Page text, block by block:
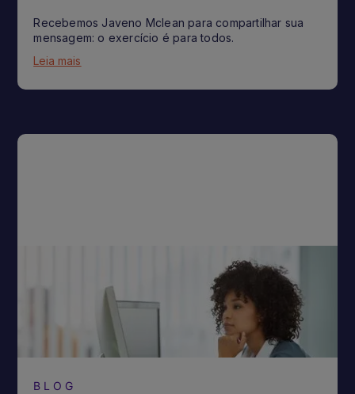
Recebemos Javeno Mclean para compartilhar sua
mensagem: o exercício é para todos.
Leia mais
BLOG